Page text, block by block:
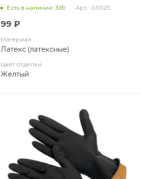
дл.300мм) (х12х144)
Есть в наличии: 369 Арт.: 03025
99 ₽
Материал
Латекс (латексные)
Цвет отделки
Желтый